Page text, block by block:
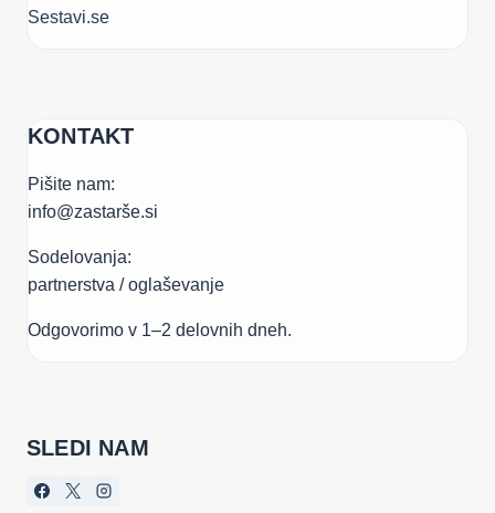
Sestavi.se
KONTAKT
Pišite nam:
info@zastarše.si
Sodelovanja:
partnerstva / oglaševanje
Odgovorimo v 1–2 delovnih dneh.
SLEDI NAM